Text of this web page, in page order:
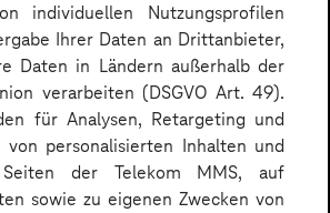
individuellen Nutzungsprofilen
Ihrer Daten an Drittanbieter,
Daten in Ländern außerhalb der
verarbeiten (DSGVO Art. 49).
für Analysen, Retargeting und
von personalisierten Inhalten und
der Telekom MMS, auf
sowie zu eigenen Zwecken von
https://nearblocks.io/node-